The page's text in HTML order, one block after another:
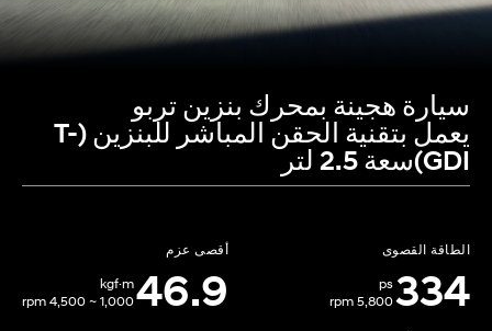
سيارة هجينة بمحرك بنزين تربو
يعمل بتقنية الحقن المباشر للبنزين (T-
GDI)سعة 2.5 لتر
الطاقة القصوى
334
ps
5,800 rpm
أقصى عزم
46.9
kgf·m
1,000 ~ 4,500 rpm